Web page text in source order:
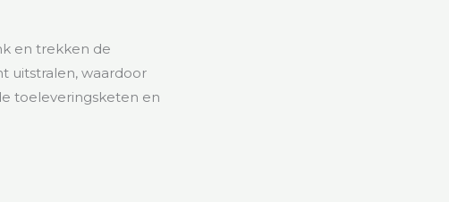
en trekken de
uitstralen, waardoor
toeleveringsketen en